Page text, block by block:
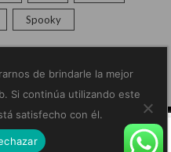
Spooky
Socks | Todos los
de Privacidad
de brindarle la mejor
Si continúa utilizando este
satisfecho con él.